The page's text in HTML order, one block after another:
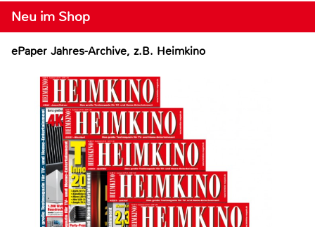
Neu im Shop
ePaper Jahres-Archive, z.B. Heimkino